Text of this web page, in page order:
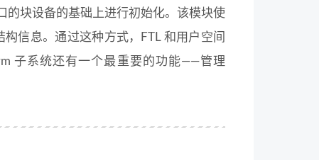
的块设备的基础上进行初始化。该模块使
信息。通过这种方式，FTL 和用户空间
子系统还有一个最重要的功能——管理